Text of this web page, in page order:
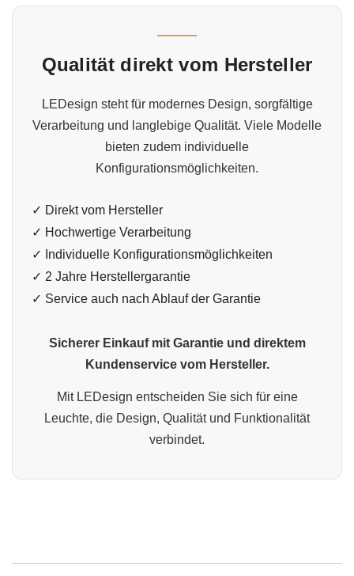
Qualität direkt vom Hersteller
LEDesign steht für modernes Design, sorgfältige
Verarbeitung und langlebige Qualität. Viele Modelle
bieten zudem individuelle
Konfigurationsmöglichkeiten.
✓ Direkt vom Hersteller
✓ Hochwertige Verarbeitung
✓ Individuelle Konfigurationsmöglichkeiten
✓ 2 Jahre Herstellergarantie
✓ Service auch nach Ablauf der Garantie
Sicherer Einkauf mit Garantie und direktem
Kundenservice vom Hersteller.
Mit LEDesign entscheiden Sie sich für eine
Leuchte, die Design, Qualität und Funktionalität
verbindet.